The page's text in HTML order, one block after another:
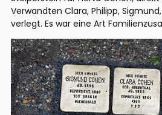
Verwandten Clara, Philipp,
verlegt. Es war eine Art